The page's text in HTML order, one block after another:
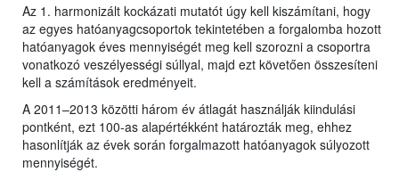
Az 1. harmonizált kockázati mutatót úgy kell kiszámítani, hogy
az egyes hatóanyagcsoportok tekintetében a forgalomba hozott
hatóanyagok éves mennyiségét meg kell szorozni a csoportra
vonatkozó veszélyességi súllyal, majd ezt követően összesíteni
kell a számítások eredményeit.
A 2011–2013 közötti három év átlagát használják kiindulási
pontként, ezt 100-as alapértékként határozták meg, ehhez
hasonlítják az évek során forgalmazott hatóanyagok súlyozott
mennyiségét.